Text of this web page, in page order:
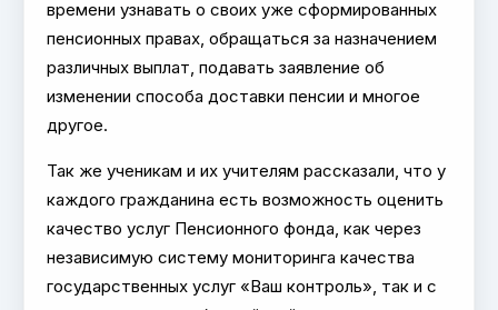
времени узнавать о своих уже сформированных
пенсионных правах, обращаться за назначением
различных выплат, подавать заявление об
изменении способа доставки пенсии и многое
другое.
Так же ученикам и их учителям рассказали, что у
каждого гражданина есть возможность оценить
качество услуг Пенсионного фонда, как через
независимую систему мониторинга качества
государственных услуг «Ваш контроль», так и с